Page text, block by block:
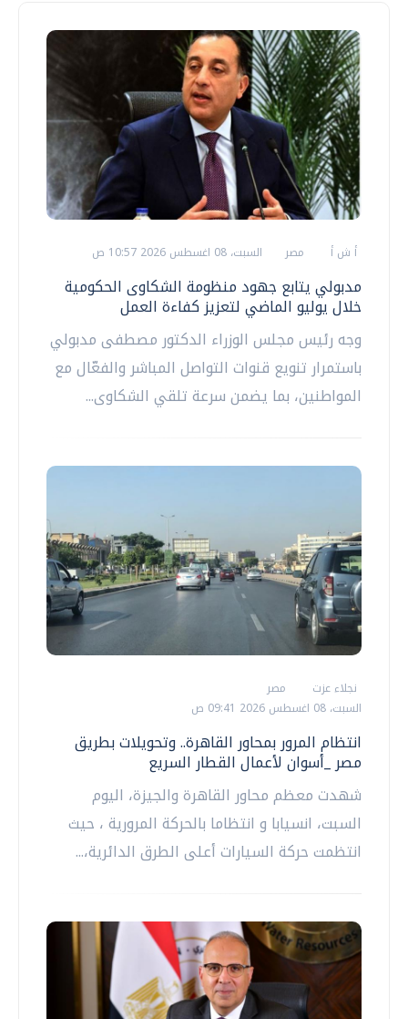
أ ش أ مصر السبت، 08 اغسطس 2026 10:57 ص
مدبولي يتابع جهود منظومة الشكاوى الحكومية
خلال يوليو الماضي لتعزيز كفاءة العمل
وجه رئيس مجلس الوزراء الدكتور مصطفى مدبولي
باستمرار تنويع قنوات التواصل المباشر والفعّال مع
المواطنين، بما يضمن سرعة تلقي الشكاوى...
نجلاء عزت
مصر
السبت، 08 اغسطس 2026 09:41 ص
انتظام المرور بمحاور القاهرة.. وتحويلات بطريق
مصر _أسوان لأعمال القطار السريع
شهدت معظم محاور القاهرة والجيزة، اليوم
السبت، انسيابا و انتظاما بالحركة المرورية ، حيث
انتظمت حركة السيارات أعلى الطرق الدائرية،...